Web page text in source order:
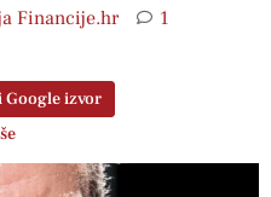
Financije.hr 1
izvor